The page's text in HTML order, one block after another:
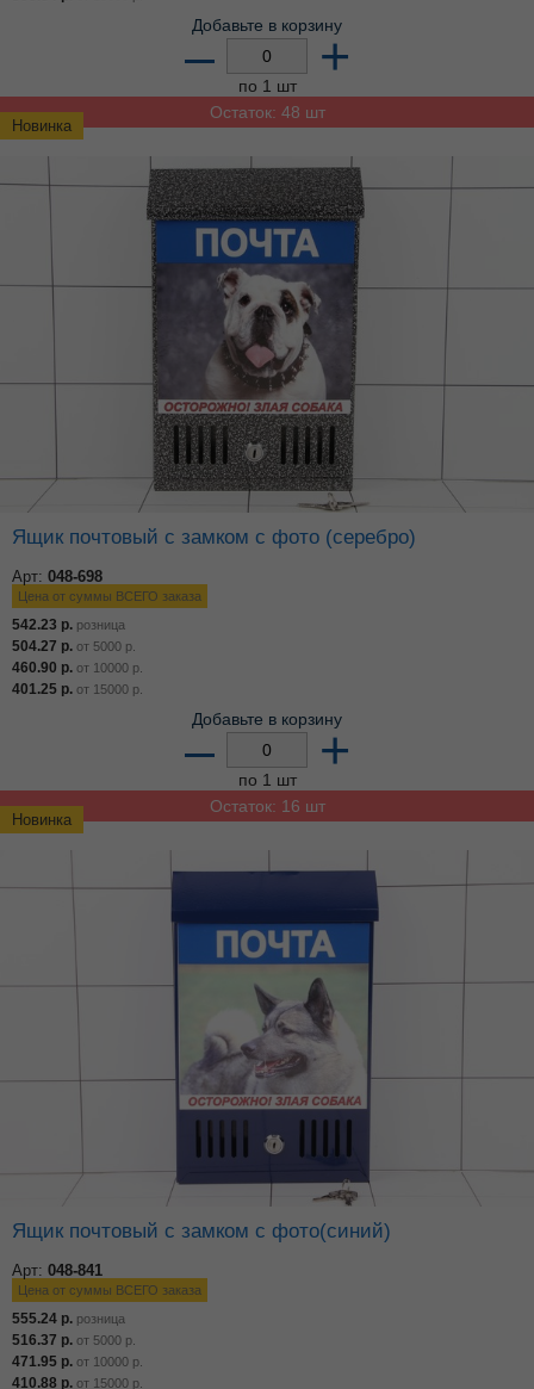
Новинка
Добавьте в корзину
– +
по 1 шт
Остаток: 48 шт
Новинка
Ящик почтовый с замком с фото (серебро)
Арт: 048-698
Цена от суммы ВСЕГО заказа
542.23 р. розница
504.27 р. от 5000 р.
460.90 р. от 10000 р.
401.25 р. от 15000 р.
Добавьте в корзину
– +
по 1 шт
Остаток: 16 шт
Ящик почтовый с замком с фото(синий)
Арт: 048-841
Цена от суммы ВСЕГО заказа
555.24 р. розница
516.37 р. от 5000 р.
471.95 р. от 10000 р.
410.88 р. от 15000 р.